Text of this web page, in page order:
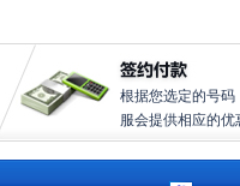
根据您选定的号码
服会提供相应的优